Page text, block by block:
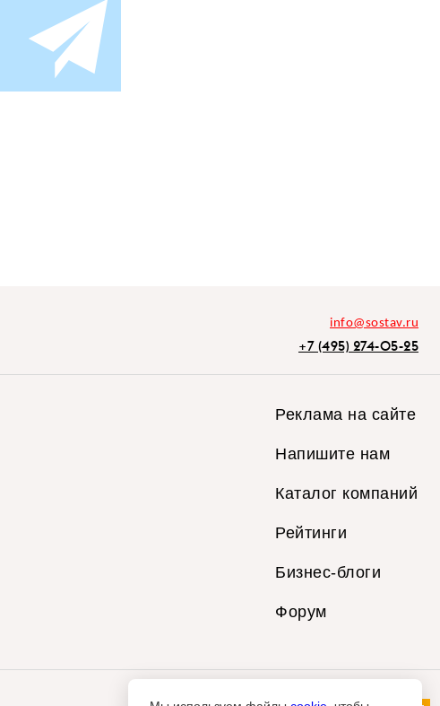
info@sostav.ru
+7 (495) 274-05-25
Реклама на сайте
Напишите нам
Каталог компаний
Рейтинги
Бизнес-блоги
Форум